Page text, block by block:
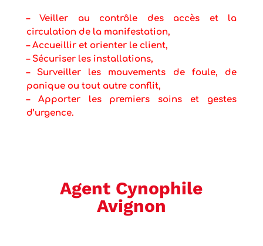
– Veiller au contrôle des accès et la
circulation de la manifestation,
– Accueillir et orienter le client,
– Sécuriser les installations,
– Surveiller les mouvements de foule, de
panique ou tout autre conflit,
– Apporter les premiers soins et gestes
d’urgence.
Agent Cynophile
Avignon